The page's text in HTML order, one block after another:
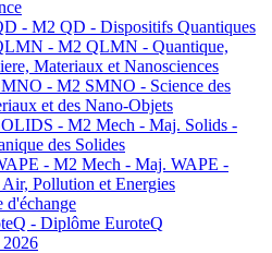
- M2 QD - Dispositifs Quantiques
- M2 QLMN - Quantique,
Materiaux et Nanosciences
- M2 SMNO - Science des
et des Nano-Objets
- M2 Mech - Maj. Solids -
des Solides
- M2 Mech - Maj. WAPE -
Air, Pollution et Energies
d'échange
- Diplôme EuroteQ
2026